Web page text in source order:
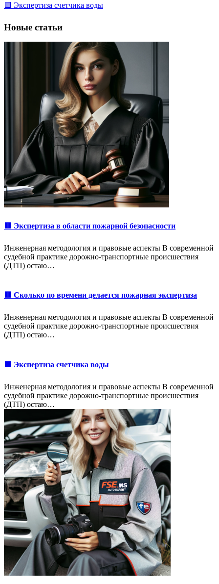
🟩 Экспертиза счетчика воды
Новые статьи
🟥 Экспертиза в области пожарной безопасности
Инженерная методология и правовые аспекты В современной
судебной практике дорожно-транспортные происшествия
(ДТП) остаю…
🟥 Сколько по времени делается пожарная экспертиза
Инженерная методология и правовые аспекты В современной
судебной практике дорожно-транспортные происшествия
(ДТП) остаю…
🟩 Экспертиза счетчика воды
Инженерная методология и правовые аспекты В современной
судебной практике дорожно-транспортные происшествия
(ДТП) остаю…